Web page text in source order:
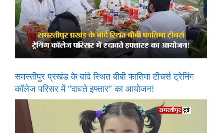
समस्तीपुर प्रखंड के बांदे स्थित बीबी फातिमा टीचर्स ट्रेनिंग
कॉलेज परिसर में “दावते इफ्तार” का आयोजन!